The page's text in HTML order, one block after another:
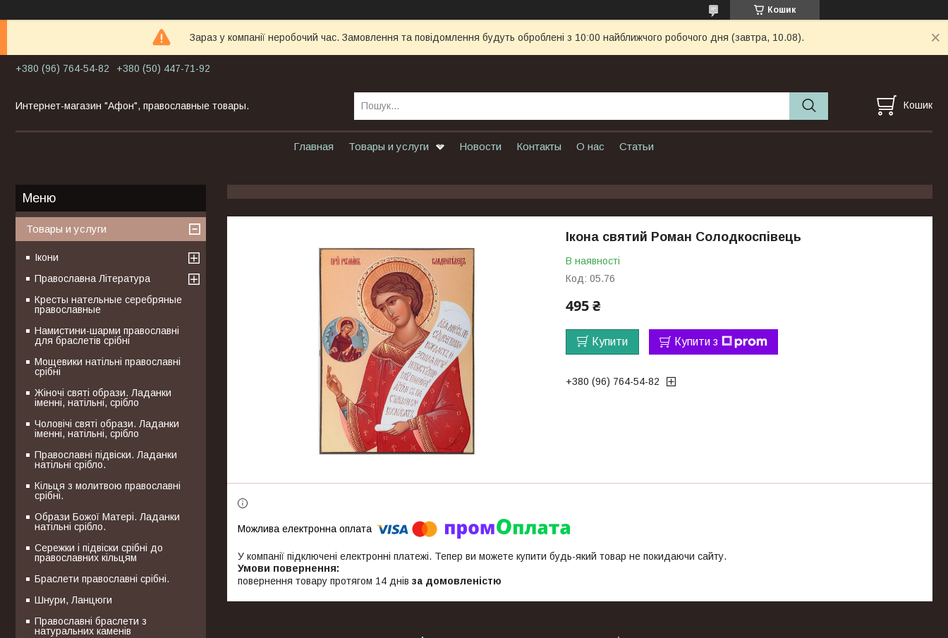
Кошик
Зараз у компанії неробочий час. Замовлення та повідомлення будуть оброблені з 10:00 найближчого робочого дня (завтра, 10.08).
+380 (96) 764-54-82 +380 (50) 447-71-92
Интернет-магазин "Афон", православные товары. Кошик
Главная Товары и услуги Новости Контакты О нас Статьи
Ікона святий Роман Солодкоспівець
В наявності
Код: 05.76
495 ₴
Купити Купити з
+380 (96) 764-54-82
У компанії підключені електронні платежі. Тепер ви можете купити будь-який товар не покидаючи сайту.
повернення товару протягом 14 днів за домовленістю
Товары и услуги
Ікони
Православна Література
Кресты нательные серебряные
православные
Намистини-шарми православні
для браслетів срібні
Мощевики натільні православні
срібні
Жіночі святі образи. Ладанки
іменні, натільні, срібло
Чоловічі святі образи. Ладанки
іменні, натільні, срібло
Православні підвіски. Ладанки
натільні срібло.
Кільця з молитвою православні
срібні.
Образи Божої Матері. Ладанки
натільні срібло.
Сережки і підвіски срібні до
православних кільцям
Браслети православні срібні.
Шнури, Ланцюги
Православні браслети з
натуральних каменів